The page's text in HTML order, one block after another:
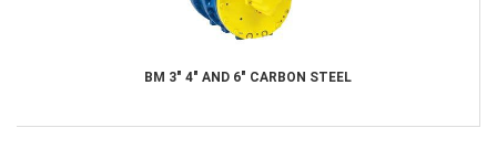
BM 3" 4" AND 6" CARBON STEEL